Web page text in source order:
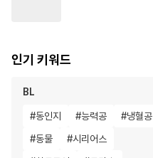
인기 키워드
BL
#동인지 #능력공 #냉혈공
#동물 #시리어스